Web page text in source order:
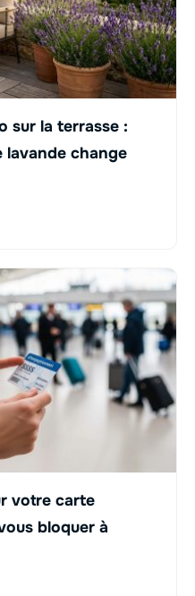
sur la terrasse :
lavande change
votre carte
bloquer à